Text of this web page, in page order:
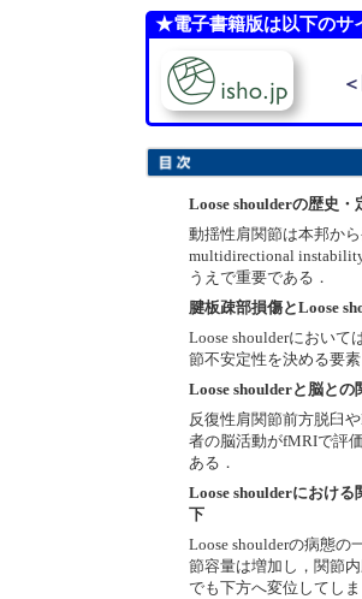
★電子書籍版は以下のサ
Loose shoulderの歴史・
動揺性肩関節は本邦か
multidirectional
うえで重要である．
腱板疎部損傷とLoose
Loose shoulderにおい
節不安定性を決める要
Loose shoulderと脳との
反復性肩関節前方脱臼
者の脳活動がfMRIで評
ある．
Loose shoulderにおけ
下
Loose shoulderの病態
節容量は増加し，関節
でも下方へ変位してしま